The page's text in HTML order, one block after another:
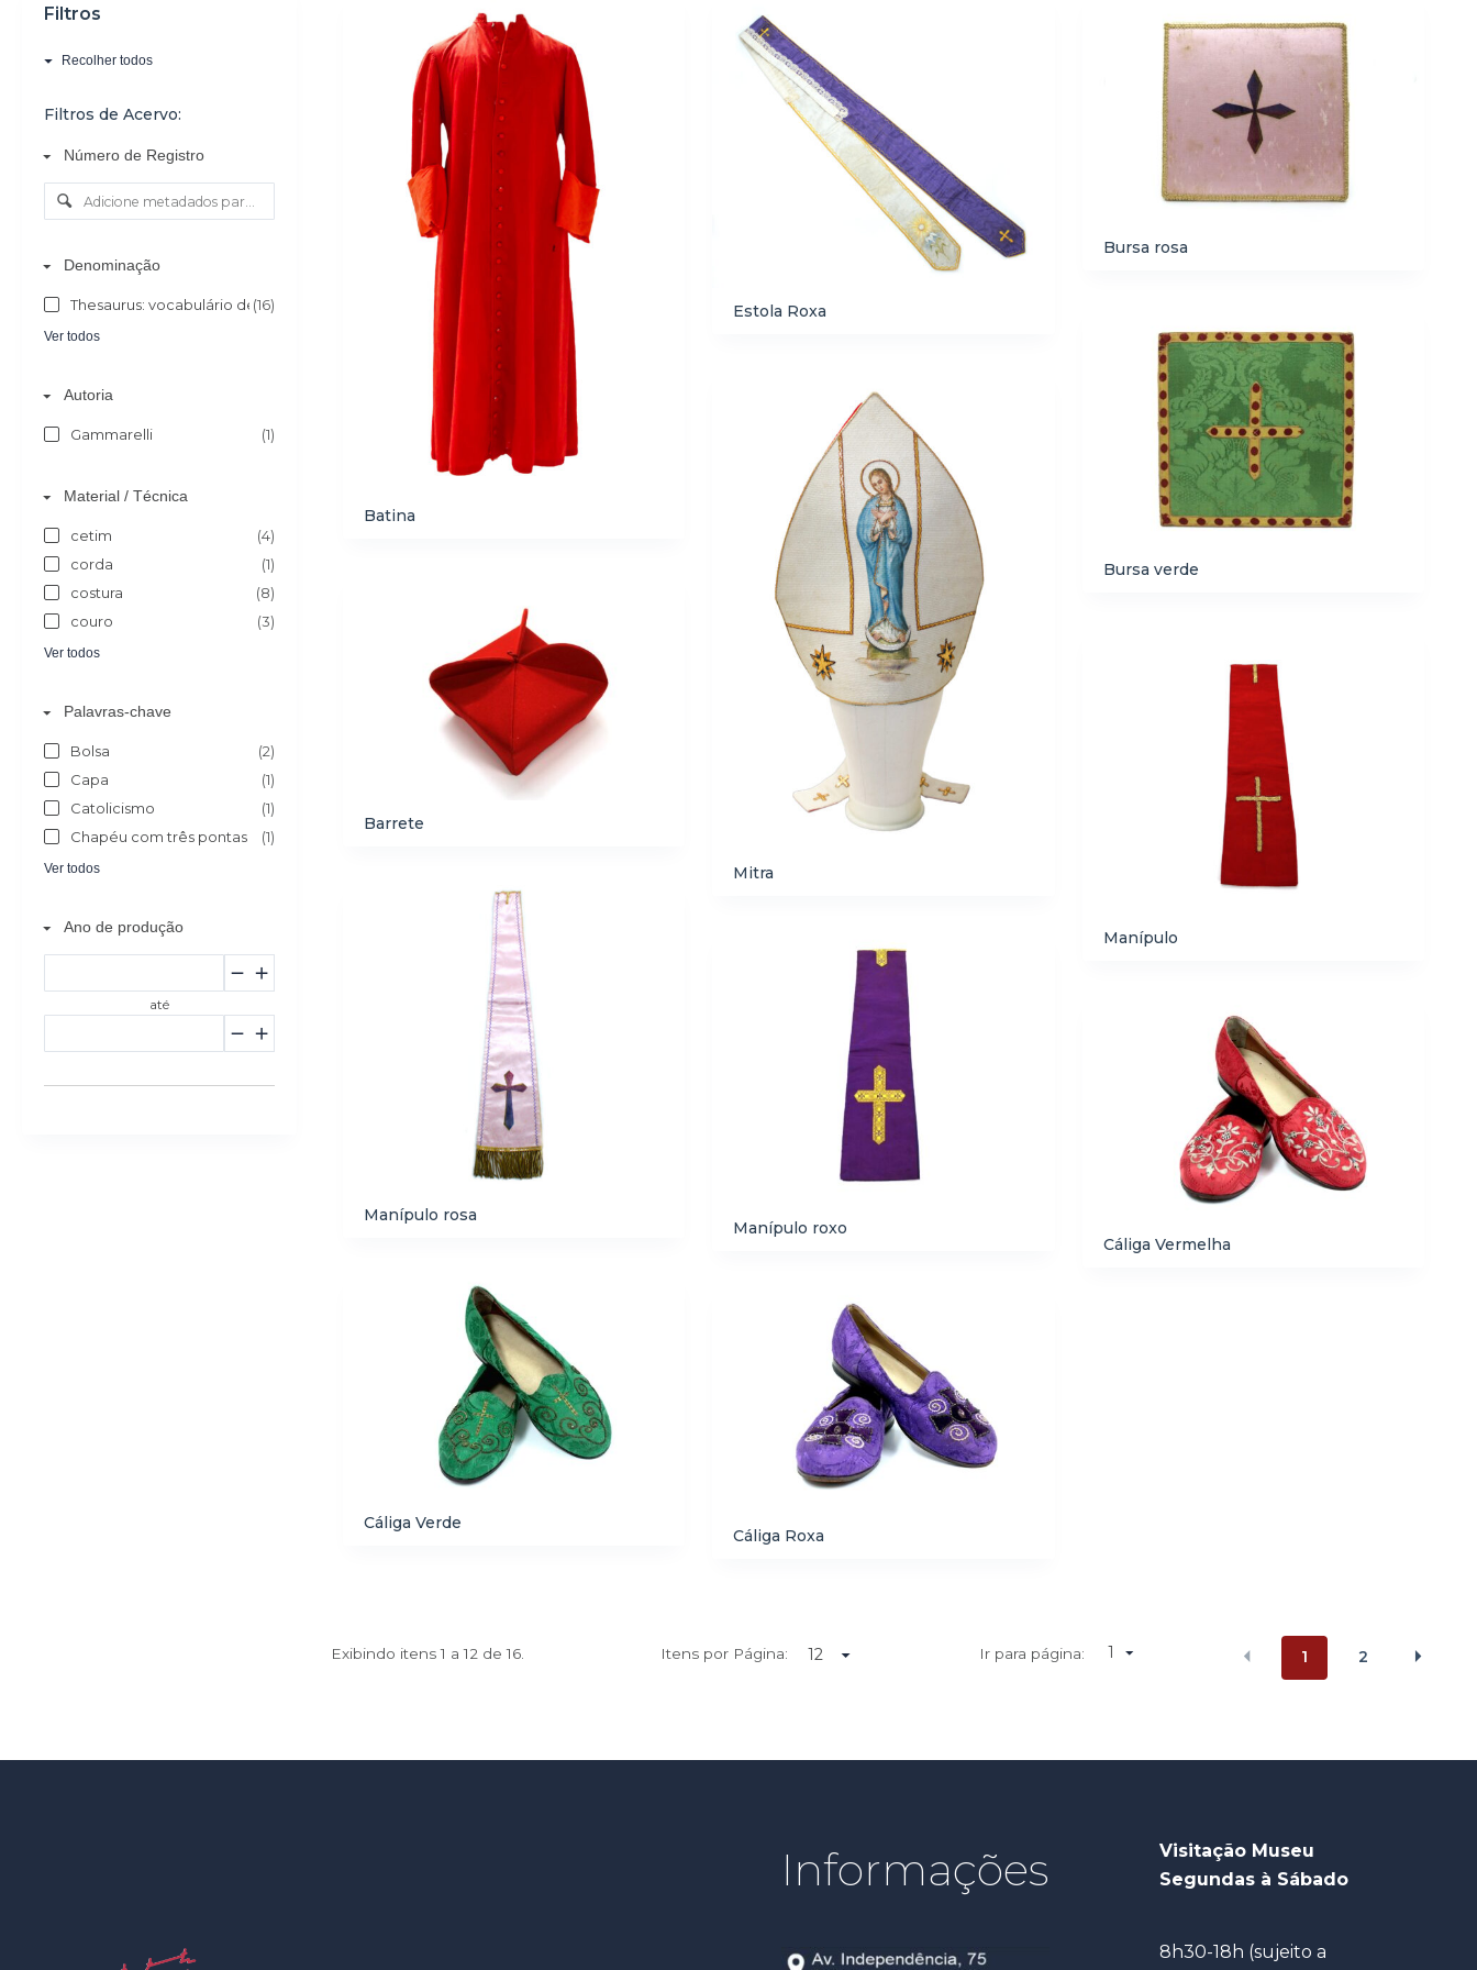
Filtros
Recolher todos
Filtros de Acervo:
Número de Registro
Denominação
Thesaurus: vocabulário de objectos do culto católico
(16)
Ver todos
Autoria
Gammarelli (1)
Material / Técnica
cetim
(4)
corda
(1)
costura
(8)
couro
(3)
Ver todos
Palavras-chave
Bolsa
(2)
Capa
(1)
Catolicismo
(1)
Chapéu com três pontas
(1)
Ver todos
Ano de produção
até
Batina
Estola Roxa
Bursa rosa
Bursa verde
Mitra
Barrete
Manípulo
Manípulo rosa
Manípulo roxo
Cáliga Vermelha
Cáliga Verde
Cáliga Roxa
Exibindo itens 1 a 12 de16. Itens por Página: Ir para página: 1 1 2
Informações
Visitação Museu
Segundas à Sábado
8h30-18h (sujeito a